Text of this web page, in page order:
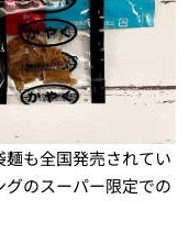
も全国発売されてい
のスーパー限定での